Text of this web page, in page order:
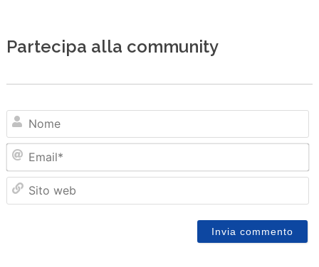
Partecipa alla community